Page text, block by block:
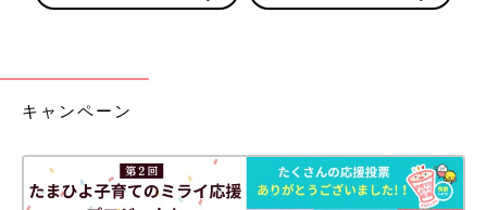
キャンペーン